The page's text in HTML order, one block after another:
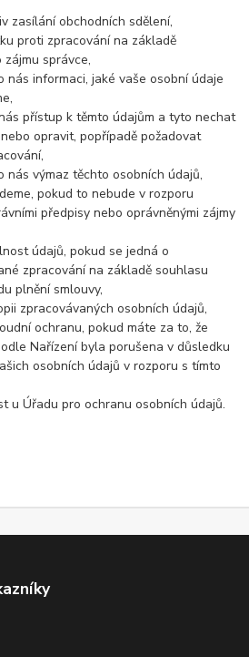
zasílání obchodních sdělení,
proti zpracování na základě
správce,
nás informaci, jaké vaše osobní údaje
přístup k těmto údajům a tyto nechat
opravit, popřípadě požadovat
nás výmaz těchto osobních údajů,
pokud to nebude v rozporu
předpisy nebo oprávněnými zájmy
údajů, pokud se jedná o
zpracování na základě souhlasu
plnění smlouvy,
zpracovávaných osobních údajů,
ochranu, pokud máte za to, že
Nařízení byla porušena v důsledku
osobních údajů v rozporu s tímto
u Úřadu pro ochranu osobních údajů.